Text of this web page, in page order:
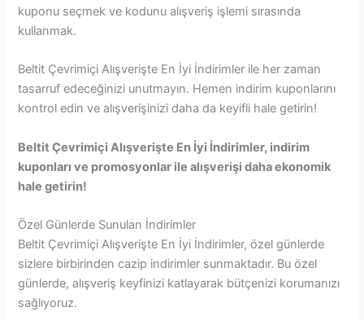
kuponu seçmek ve kodunu alışveriş işlemi sırasında
kullanmak.
Beltit Çevrimiçi Alışverişte En İyi İndirimler ile her zaman
tasarruf edeceğinizi unutmayın. Hemen indirim kuponlarını
kontrol edin ve alışverişinizi daha da keyifli hale getirin!
Beltit Çevrimiçi Alışverişte En İyi İndirimler, indirim
kuponları ve promosyonlar ile alışverişi daha ekonomik
hale getirin!
Özel Günlerde Sunulan İndirimler
Beltit Çevrimiçi Alışverişte En İyi İndirimler, özel günlerde
sizlere birbirinden cazip indirimler sunmaktadır. Bu özel
günlerde, alışveriş keyfinizi katlayarak bütçenizi korumanızı
sağlıyoruz.